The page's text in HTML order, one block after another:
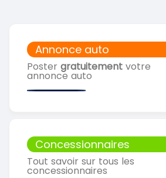
Annonce auto
Poster gratuitement votre
annonce auto
Concessionnaires
Tout savoir sur tous les
concessionnaires